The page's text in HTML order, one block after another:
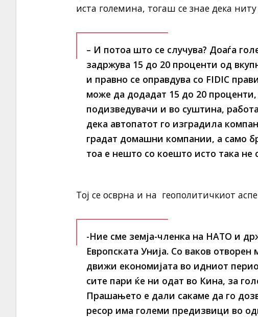
иста големина, тогаш се знае дека
– И потоа што се случува? Доаѓа
задржува 15 до 20 проценти од
и правно се оправдува со FIDIC
може да додадат 15 до 20
подизведувачи и во суштина,
дека автопатот го изградила
градат домашни компании, а само
тоа е нешто со коешто исто така не
Тој се осврна и на геополитичкиот
-Ние сме земја-членка на НАТО и
Европската Унија. Со ваков
движи економијата во идниот
сите пари ќе ни одат во Кина, за
Прашањето е дали сакаме да го
ресор има големи предизвици во